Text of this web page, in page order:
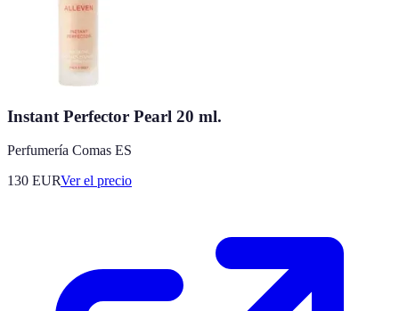
Instant Perfector Pearl 20 ml.
Perfumería Comas ES
130 EURVer el precio